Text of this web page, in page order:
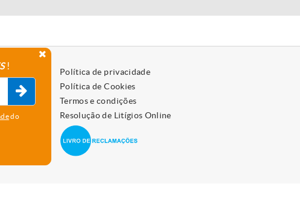
Política de privacidade
Política de Cookies
Termos e condições
Resolução de Litígios Online
!
do